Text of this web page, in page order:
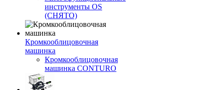
инструменты OS
(СНЯТО)
Кромкооблицовочная
машинка
Кромкооблицовочная
машинка CONTURO